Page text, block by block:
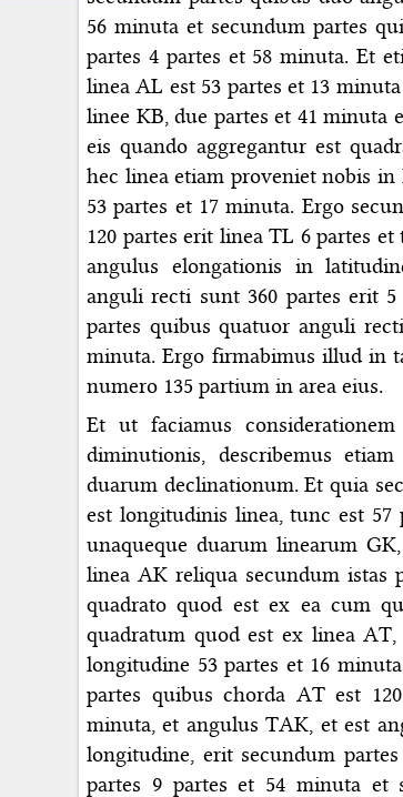
56 minuta et secundum partes
partes 4 partes et 58 minuta. Et
linea AL est 53 partes et 13
linee KB, due partes et 41 minuta
eis quando aggregantur est
hec linea etiam proveniet nobis
53 partes et 17 minuta. Ergo
120 partes erit linea TL 6 partes
angulus elongationis in
anguli recti sunt 360 partes erit
partes quibus quatuor anguli
minuta. Ergo firmabimus illud in
numero 135 partium in area eius.
Et ut faciamus
diminutionis, describemus
duarum declinationum. Et quia
est longitudinis linea, tunc est 57
unaqueque duarum linearum
linea AK reliqua secundum istas
quadrato quod est ex ea cum
quadratum quod est ex linea
longitudine 53 partes et 16
partes quibus chorda AT est
minuta, et angulus TAK, et est
longitudine, erit secundum
partes 9 partes et 54 minuta et